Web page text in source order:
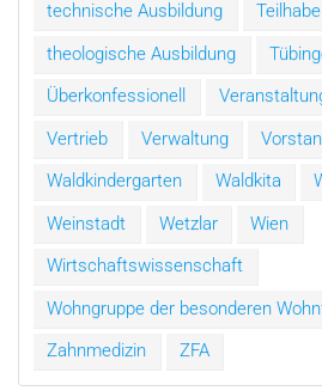
technische Ausbildung
Teilhabe
theologische Ausbildung
Überkonfessionell
Vertrieb
Verwaltung
Waldkindergarten
Waldkita
Weinstadt
Wetzlar
Wien
Wirtschaftswissenschaft
Wohngruppe der besonderen
Zahnmedizin
ZFA